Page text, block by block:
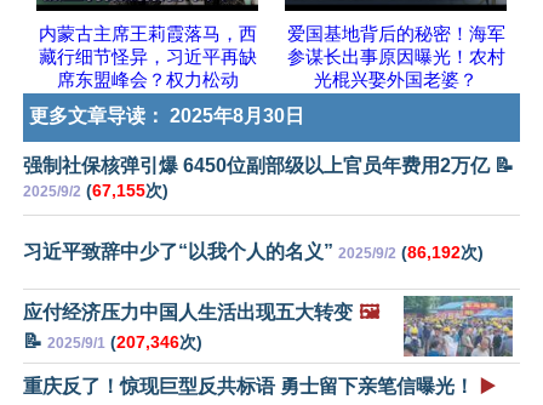
内蒙古主席王莉霞落马，西
藏行细节怪异，习近平再缺
席东盟峰会？权力松动
爱国基地背后的秘密！海军
参谋长出事原因曝光！农村
光棍兴娶外国老婆？
更多文章导读： 2025年8月30日
强制社保核弹引爆 6450位副部级以上官员年费用2万亿 📝
2025/9/2 (67,155次)
习近平致辞中少了“以我个人的名义” 2025/9/2 (86,192次)
应付经济压力中国人生活出现五大转变 🖼️
📝 2025/9/1 (207,346次)
重庆反了！惊现巨型反共标语 勇士留下亲笔信曝光！ ▶️